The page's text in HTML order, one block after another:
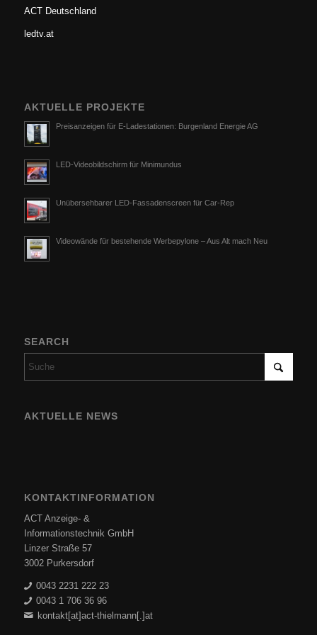
ACT Deutschland
ledtv.at
AKTUELLE PROJEKTE
Preisanzeigen für E-Ladestationen: Burgenland Energie AG
LED-Videobildschirm für Minimundus
Unübersehbarer LED-Fassadenscreen für Car-Rep
Videowände für bestehende Werbepylone – Aus Alt mach Neu
SEARCH
AKTUELLE NEWS
KONTAKTINFORMATION
ACT Anzeige- &
Informationstechnik GmbH
Linzer Straße 57
3002 Purkersdorf
0043 2231 222 23
0043 1 706 36 96
kontakt[at]act-thielmann[.]at